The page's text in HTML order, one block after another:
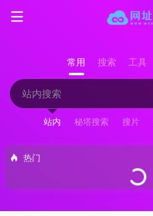
常用 搜索 工具
站内 秘塔搜索 搜片
热门